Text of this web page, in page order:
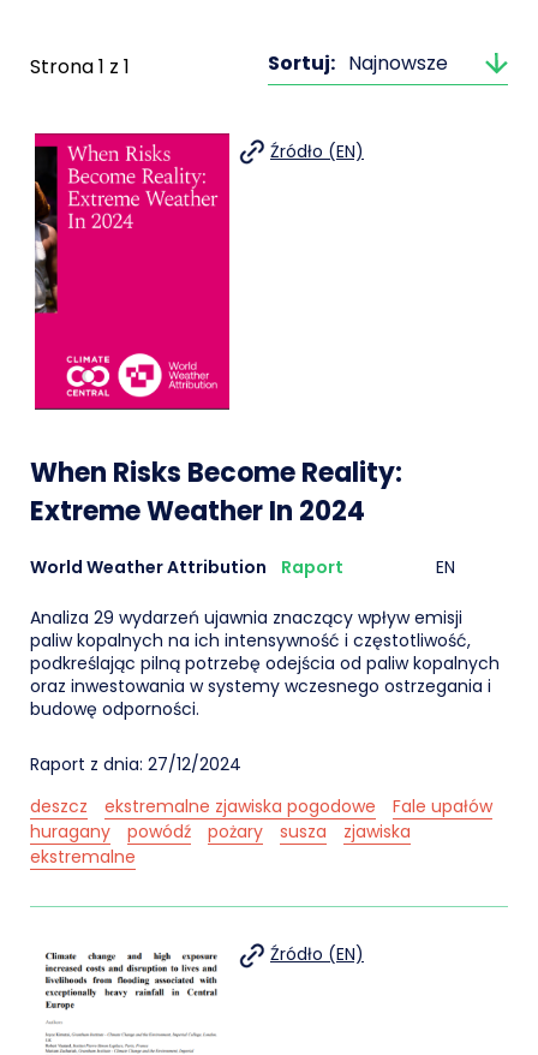
Strona1 z 1 Sortuj: Najnowsze
Źródło (EN)
When Risks Become Reality:
Extreme Weather In 2024
World Weather Attribution Raport EN
Analiza 29 wydarzeń ujawnia znaczący wpływ emisji
paliw kopalnych na ich intensywność i częstotliwość,
podkreślając pilną potrzebę odejścia od paliw kopalnych
oraz inwestowania w systemy wczesnego ostrzegania i
budowę odporności.
Raport z dnia: 27/12/2024
deszcz
ekstremalne zjawiska pogodowe
Fale upałów
huragany
powódź pożary susza
zjawiska
ekstremalne
Źródło (EN)